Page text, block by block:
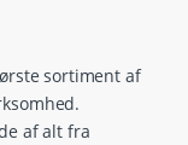
sortiment af
af alt fra